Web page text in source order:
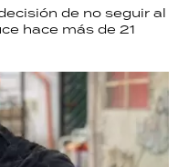
de no seguir al
hace más de 21